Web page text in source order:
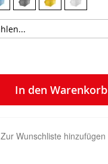
In den Warenkorb
Zur Wunschliste hinzufügen